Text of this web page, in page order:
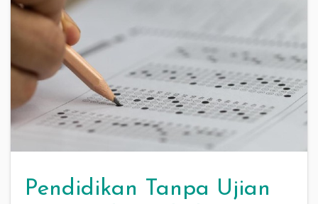
Pendidikan Tanpa Ujian